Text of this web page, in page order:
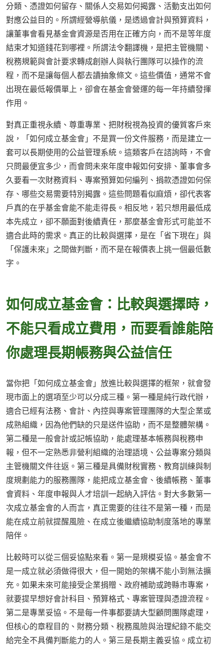
分類、憑證如何留存、關係人交易如何揭露、活動支出如何
對應公益目的。所謂經營導航儀，是透過會計與預算資料，
讓董事會看見基金會資源是否用在正確方向，而不是等年度
結束才知道錢花到哪裡。所謂法令翻譯機，是把主管機關、
稅務規範與會計要求轉成創辦人與執行團隊可以操作的流
程，而不是讓每個人都去讀抽象條文。這些價值，通常不會
出現在最低報價單上，卻會在基金會營運的每一年持續發揮
作用。
對真正重視永續、尊重專業、把財稅視為投資的優質客戶來
說，「如何成立基金會」不是買一份文件服務，而是建立一
套可以長期使用的公益管理系統。這類客戶在諮詢時，不會
只問最便宜多少，而會問未來年度申報如何安排、董事會多
久要看一次財務資料、專案預算如何編列、捐款憑證如何保
存、哪些交易需要特別揭露。這些問題看似麻煩，卻代表客
戶真的在乎基金會能不能走得長。相反地，若只想用最低成
本先成立，卻不願面對後續責任，那麼基金會形式可能並不
適合此時的需求。真正的比較與選擇，是在「省下現在」與
「保護未來」之間做判斷，而不是在報價表上挑一個最低數
字。
如何成立基金會：比較與選擇時，
不能只看成立費用，而要看誰能陪
你處理長期帳務與公益信任
當你把「如何成立基金會」放進比較與選擇的框架，就會發
現市面上的選項至少可以分成三種。第一種是純行政代辦，
適合已經有法務、會計、內控與專案管理團隊的大型企業或
成熟組織，因為他們缺的只是送件協助，而不是整體架構。
第二種是一般會計或記帳協助，能處理基本帳務與稅務申
報，但不一定熟悉非營利組織的治理語境、公益專案分類與
主管機關文件往返。第三種是具備財稅實務、教育訓練與制
度規劃能力的服務團隊，能把成立基金會、後續帳務、董事
會資料、年度申報與人才培訓一起納入評估。對大多數第一
次成立基金會的人而言，真正需要的往往不是第一種，而是
能在成立前就提醒風險、在成立後繼續協助制度落地的專業
陪伴。
比較時可以從三個妥協點來看。第一是規模妥協。基金會不
是一成立就必須做得很大，但一開始的架構不能小到無法擴
充。如果未來可能接受企業捐贈、政府補助或跨縣市專案，
就要提早想好會計科目、預算格式、專案管理與憑證流程。
第二是專業妥協。不是每一件事都要請大型顧問團隊處理，
但核心的章程目的、財務分類、稅務風險與治理紀錄不能交
給完全不具備判斷能力的人。第三是長期主義妥協。成立初